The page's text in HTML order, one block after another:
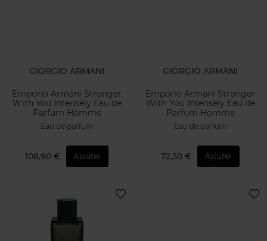
GIORGIO ARMANI
Emporio Armani Stronger
With You Intensely Eau de
Parfum Homme
Eau de parfum
108,90 € Ajouter
GIORGIO ARMANI
Emporio Armani Stronger
With You Intensely Eau de
Parfum Homme
Eau de parfum
72,50 € Ajouter